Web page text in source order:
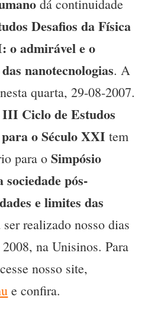
dá continuidade
Desafios da Física
o admirável e o
nanotecnologias. A
quarta, 29-08-2007.
III Ciclo de Estudos
o Século XXI tem
para oSimpósio
pós-
e limites das
ser realizado nosso dias
na Unisinos. Para
nosso site,
e confira.